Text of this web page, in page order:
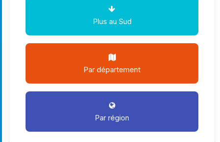
Plus au Sud
Par département
Par région